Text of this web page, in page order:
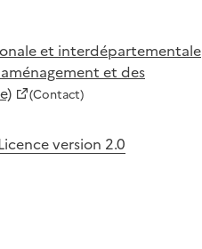
et interdépartementale
et des
(Contact)
version 2.0